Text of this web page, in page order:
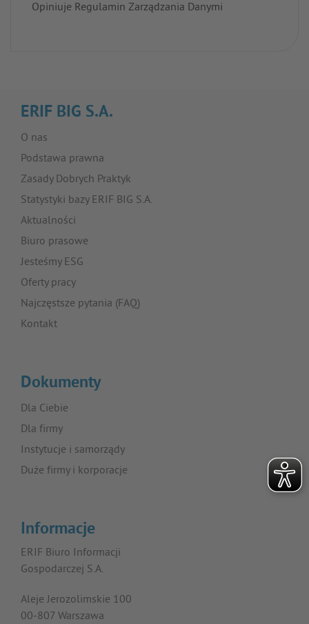
Opiniuje Regulamin Zarządzania Danymi
ERIF BIG S.A.
O nas
Podstawa prawna
Zasady Dobrych Praktyk
Statystyki bazy ERIF BIG S.A.
Aktualności
Biuro prasowe
Jesteśmy ESG
Oferty pracy
Najczęstsze pytania (FAQ)
Kontakt
Dokumenty
Dla Ciebie
Dla firmy
Instytucje i samorządy
Duże firmy i korporacje
Informacje
ERIF Biuro Informacji
Gospodarczej S.A.
Aleje Jerozolimskie 100
00-807 Warszawa